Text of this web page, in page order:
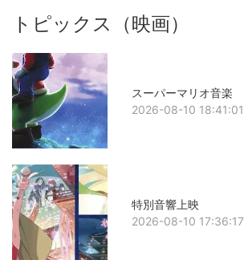
トピックス（映画）
スーパーマリオ音楽
2026-08-10 18:41:01
特別音響上映
2026-08-10 17:36:17